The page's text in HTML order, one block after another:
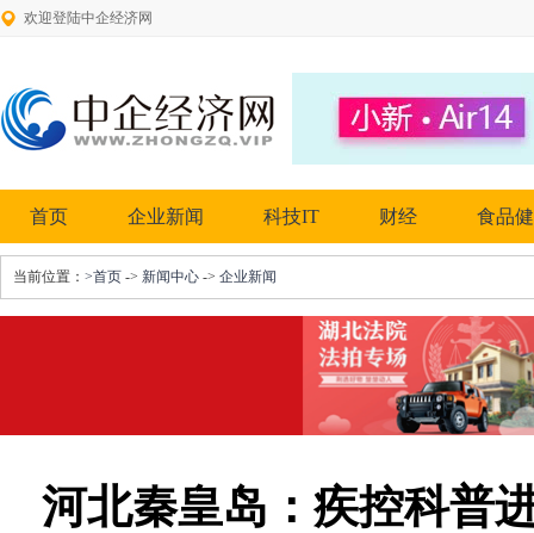
欢迎登陆中企经济网
首页 企业新闻 科技IT 财经 食品
当前位置： >首页 -> 新闻中心 -> 企业新闻
河北秦皇岛：疾控科普